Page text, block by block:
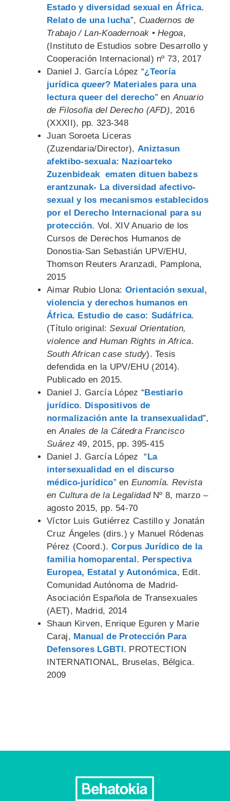
Estado y diversidad sexual en África.
Relato de una lucha”, Cuadernos de
Trabajo / Lan-Koadernoak • Hegoa,
(Instituto de Estudios sobre Desarrollo y
Cooperación Internacional) nº 73, 2017
Daniel J. García López “¿Teoría
jurídica queer? Materiales para una
lectura queer del derecho” enAnuario
de Filosofia del Derecho (AFD), 2016
(XXXII), pp. 323-348
Juan Soroeta Liceras
(Zuzendaria/Director), Aniztasun
afektibo-sexuala: Nazioarteko
Zuzenbideak ematen dituen babezs
erantzunak- La diversidad afectivo-
sexual y los mecanismos establecidos
por el Derecho Internacional para su
protección. Vol. XIV Anuario de los
Cursos de Derechos Humanos de
Donostia-San Sebastián UPV/EHU,
Thomson Reuters Aranzadi, Pamplona,
2015
Aimar Rubio Llona: Orientación sexual,
violencia y derechos humanos en
África. Estudio de caso: Sudáfrica.
(Título original:Sexual Orientation,
violence and Human Rights in Africa.
South African case study). Tesis
defendida en la UPV/EHU (2014).
Publicado en 2015.
Daniel J. García López “Bestiario
jurídico. Dispositivos de
normalización ante la transexualidad”,
enAnales de la Cátedra Francisco
Suárez49, 2015, pp. 395-415
Daniel J. García López “La
intersexualidad en el discurso
médico-jurídico” enEunomía. Revista
en Cultura de la LegalidadNº 8, marzo –
agosto 2015, pp. 54-70
Víctor Luis Gutiérrez Castillo y Jonatán
Cruz Ángeles (dirs.) y Manuel Ródenas
Pérez (Coord.). Corpus Jurídico de la
familia homoparental. Perspectiva
Europea, Estatal y Autonómica, Edit.
Comunidad Autónoma de Madrid-
Asociación Española de Transexuales
(AET), Madrid, 2014
Shaun Kirven, Enrique Eguren y Marie
Caraj, Manual de Protección Para
Defensores LGBTI. PROTECTION
INTERNATIONAL, Bruselas, Bélgica.
2009